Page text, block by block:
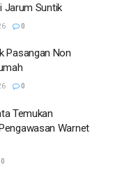
Jarum Suntik
0
Pasangan Non
0
Temukan
Warnet
0